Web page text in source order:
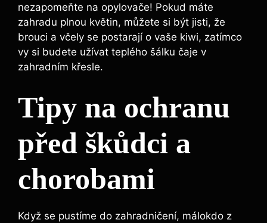
nezapomeňte na opylovače! Pokud máte
zahradu plnou květin, můžete si být jisti, že
brouci a včely se postarají o vaše kiwi, zatímco
vy si budete užívat teplého šálku čaje v
zahradním křesle.
Tipy na ochranu
před škůdci a
chorobami
Když se pustíme do zahradničení, málokdo z